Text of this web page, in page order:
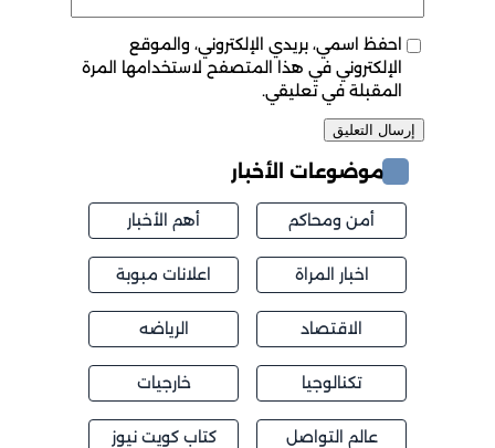
احفظ اسمي، بريدي الإلكتروني، والموقع
الإلكتروني في هذا المتصفح لاستخدامها المرة
المقبلة في تعليقي.
موضوعات الأخبار
أمن ومحاكم أهم الأخبار
اخبار المراة اعلانات مبوبة
الاقتصاد الرياضه
تكنالوجيا خارجيات
عالم التواصل
كتاب كويت نيوز